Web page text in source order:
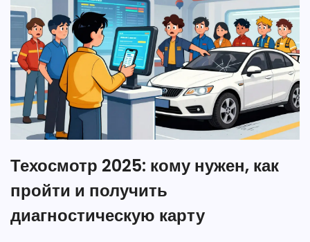
Техосмотр 2025: кому нужен, как
пройти и получить
диагностическую карту